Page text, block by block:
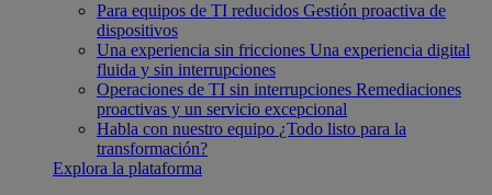
Para equipos de TI reducidos Gestión proactiva de
dispositivos
Una experiencia sin fricciones Una experiencia digital
fluida y sin interrupciones
Operaciones de TI sin interrupciones Remediaciones
proactivas y un servicio excepcional
Habla con nuestro equipo ¿Todo listo para la
transformación?
Explora la plataforma